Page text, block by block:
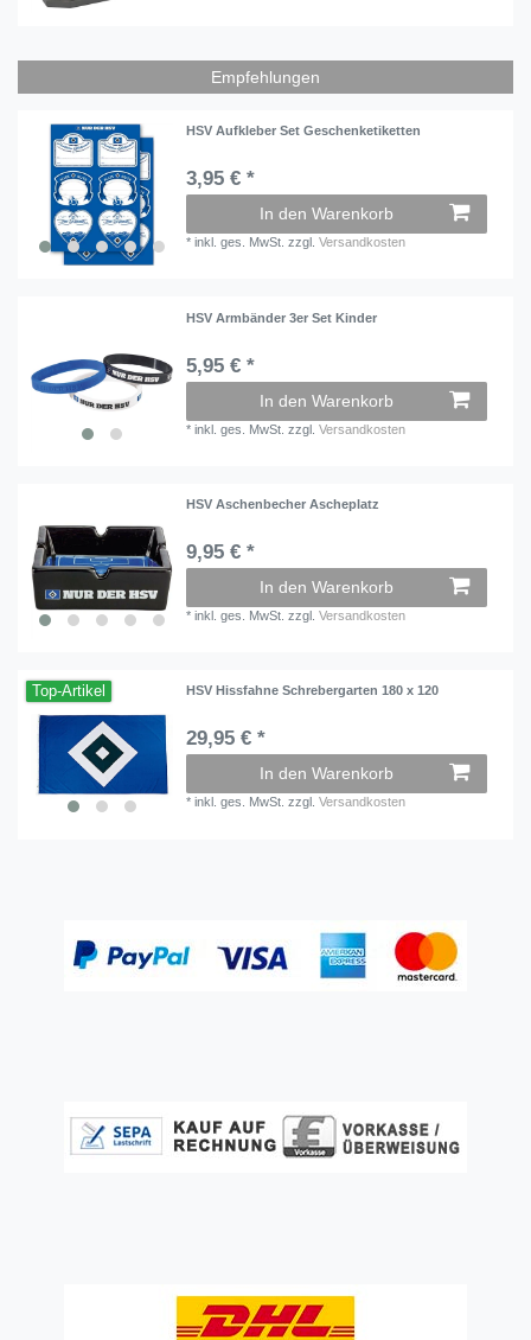
Empfehlungen
HSV Aufkleber Set Geschenketiketten
3,95 € *
In den Warenkorb
*inkl. ges. MwSt. zzgl.Versandkosten
HSV Armbänder 3er Set Kinder
5,95 € *
In den Warenkorb
*inkl. ges. MwSt. zzgl.Versandkosten
HSV Aschenbecher Ascheplatz
9,95 € *
In den Warenkorb
*inkl. ges. MwSt. zzgl.Versandkosten
Top-Artikel HSV Hissfahne Schrebergarten 180 x 120
29,95 € *
In den Warenkorb
*inkl. ges. MwSt. zzgl.Versandkosten